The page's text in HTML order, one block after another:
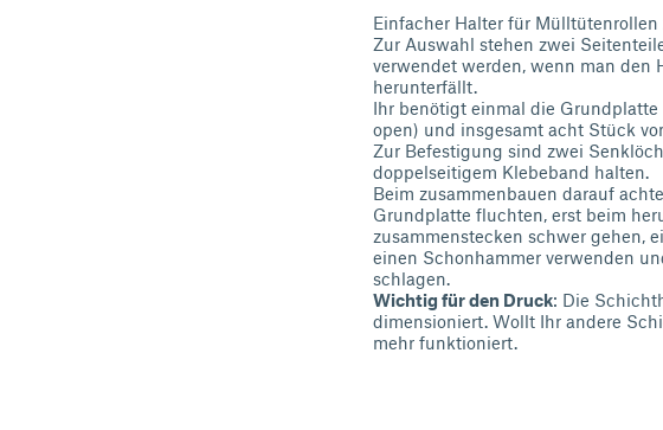
Einfacher Halter für Mülltütenrollen
Zur Auswahl stehen zwei
verwendet werden, wenn man den
herunterfällt.
Ihr benötigt einmal die
open) und insgesamt acht Stück
Zur Befestigung sind zwei
doppelseitigem Klebeband halten.
Beim zusammenbauen darauf
Grundplatte fluchten, erst beim
zusammenstecken schwer gehen,
einen Schonhammer verwenden
schlagen.
Wichtig für den Druck: Die
dimensioniert. Wollt Ihr andere
mehr funktioniert.